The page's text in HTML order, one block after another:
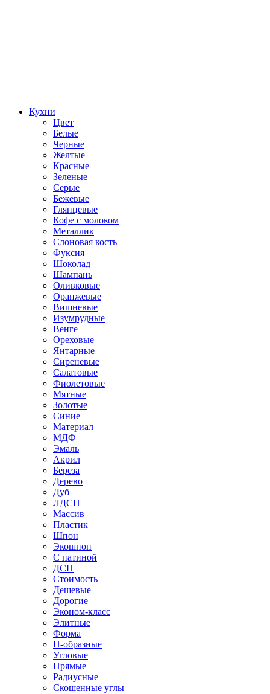
Кухни
Цвет
Белые
Черные
Желтые
Красные
Зеленые
Серые
Бежевые
Глянцевые
Кофе с молоком
Металлик
Слоновая кость
Фуксия
Шоколад
Шампань
Оливковые
Оранжевые
Вишневые
Изумрудные
Венге
Ореховые
Янтарные
Сиреневые
Салатовые
Фиолетовые
Мятные
Золотые
Синие
Материал
МДФ
Эмаль
Акрил
Береза
Дерево
Дуб
ЛДСП
Массив
Пластик
Шпон
Экошпон
С патиной
ДСП
Стоимость
Дешевые
Дорогие
Эконом-класс
Элитные
Форма
П-образные
Угловые
Прямые
Радиусные
Скошенные углы